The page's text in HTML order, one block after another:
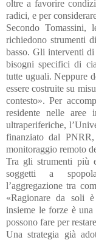
oltre a favorire
radici, e per
Secondo Tomassini,
richiedono strumenti
basso. Gli interventi
bisogni specifici di
tutte uguali. Neppure
essere costruite su
contesto». Per
residente nelle aree
ultraperiferiche,
finanziato dal
monitoraggio remoto
Tra gli strumenti più
soggetti a
l’aggregazione tra
«Ragionare da soli
insieme le forze è
possono fare per
Una strategia già